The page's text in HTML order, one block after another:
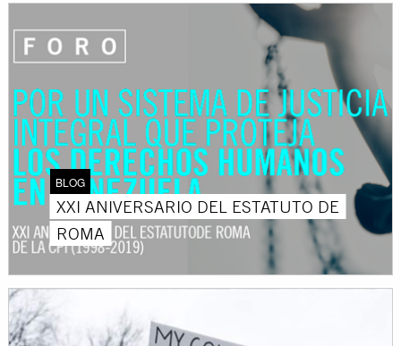
BLOG
XXI ANIVERSARIO DEL ESTATUTO DE
ROMA